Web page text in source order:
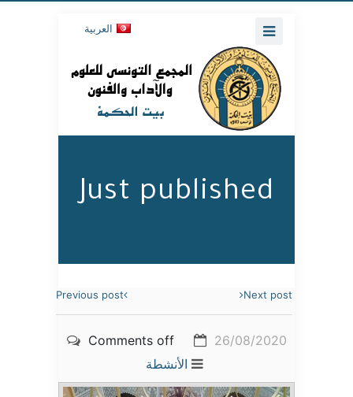
العربية
Just published
Previous post Next post
26/08/2020
Comments off
الأنشطة